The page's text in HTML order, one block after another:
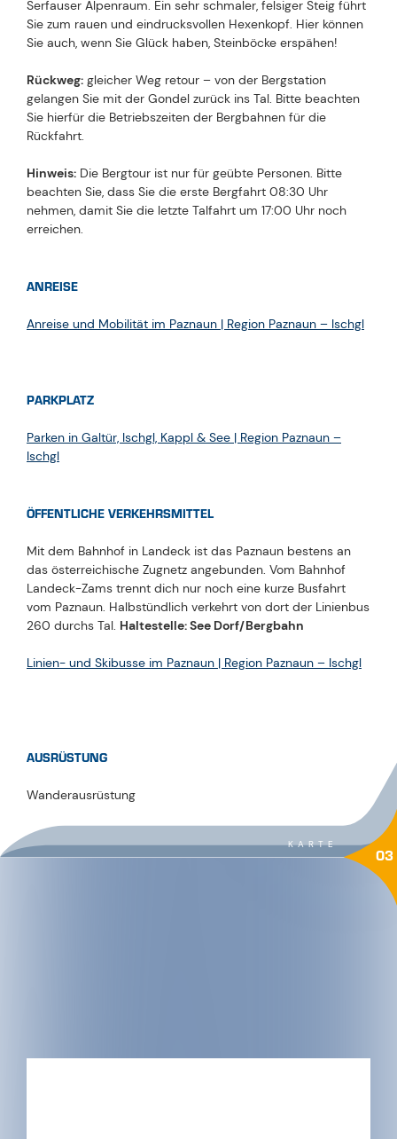
Serfauser Alpenraum. Ein sehr schmaler, felsiger Steig führt
Sie zum rauen und eindrucksvollen Hexenkopf. Hier können
Sie auch, wenn Sie Glück haben, Steinböcke erspähen!
Rückweg: gleicher Weg retour – von der Bergstation
gelangen Sie mit der Gondel zurück ins Tal. Bitte beachten
Sie hierfür die Betriebszeiten der Bergbahnen für die
Rückfahrt.
Hinweis: Die Bergtour ist nur für geübte Personen. Bitte
beachten Sie, dass Sie die erste Bergfahrt 08:30 Uhr
nehmen, damit Sie die letzte Talfahrt um 17:00 Uhr noch
erreichen.
ANREISE
Anreise und Mobilität im Paznaun | Region Paznaun – Ischgl
PARKPLATZ
Parken in Galtür, Ischgl, Kappl & See | Region Paznaun –
Ischgl
ÖFFENTLICHE VERKEHRSMITTEL
Mit dem Bahnhof in Landeck ist das Paznaun bestens an
das österreichische Zugnetz angebunden. Vom Bahnhof
Landeck-Zams trennt dich nur noch eine kurze Busfahrt
vom Paznaun. Halbstündlich verkehrt von dort der Linienbus
260 durchs Tal. Haltestelle: See Dorf/Bergbahn
Linien- und Skibusse im Paznaun | Region Paznaun – Ischgl
AUSRÜSTUNG
Wanderausrüstung
KARTE 03